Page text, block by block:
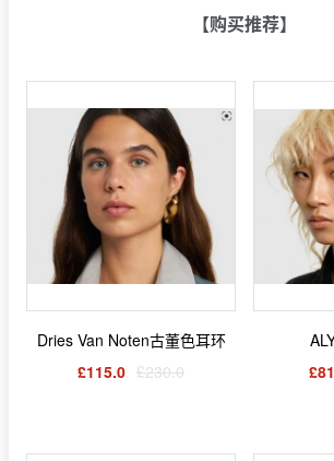
【购买推荐】
Dries Van Noten古董色耳环
£115.0 £230.0